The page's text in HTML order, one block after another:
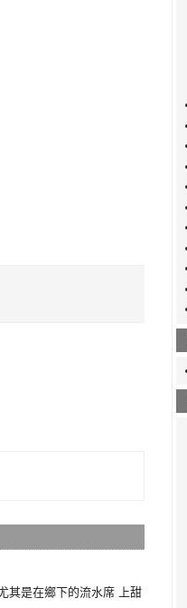
其是在鄉下的流水席 上甜